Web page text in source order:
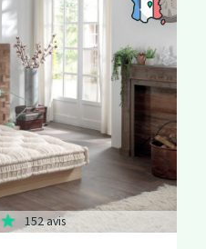
152 avis